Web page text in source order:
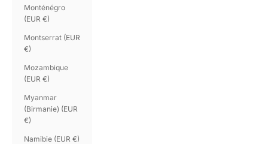
Monténégro
(EUR €)
Montserrat (EUR
€)
Mozambique
(EUR €)
Myanmar
(Birmanie) (EUR
€)
Namibie (EUR €)